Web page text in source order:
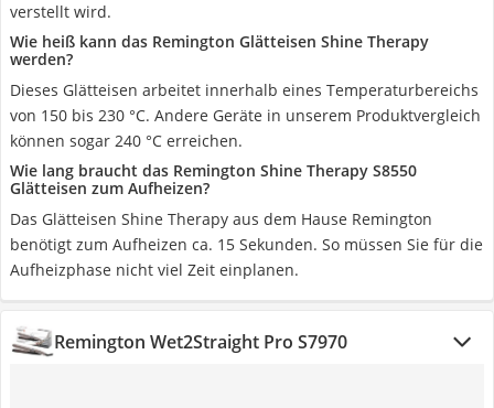
verstellt wird.
Wie heiß kann das Remington Glätteisen Shine Therapy
werden?
Dieses Glätteisen arbeitet innerhalb eines Temperaturbereichs
von 150 bis 230 °C. Andere Geräte in unserem Produktvergleich
können sogar 240 °C erreichen.
Wie lang braucht das Remington Shine Therapy S8550
Glätteisen zum Aufheizen?
Das Glätteisen Shine Therapy aus dem Hause Remington
benötigt zum Aufheizen ca. 15 Sekunden. So müssen Sie für die
Aufheizphase nicht viel Zeit einplanen.
Remington Wet2Straight Pro S7970